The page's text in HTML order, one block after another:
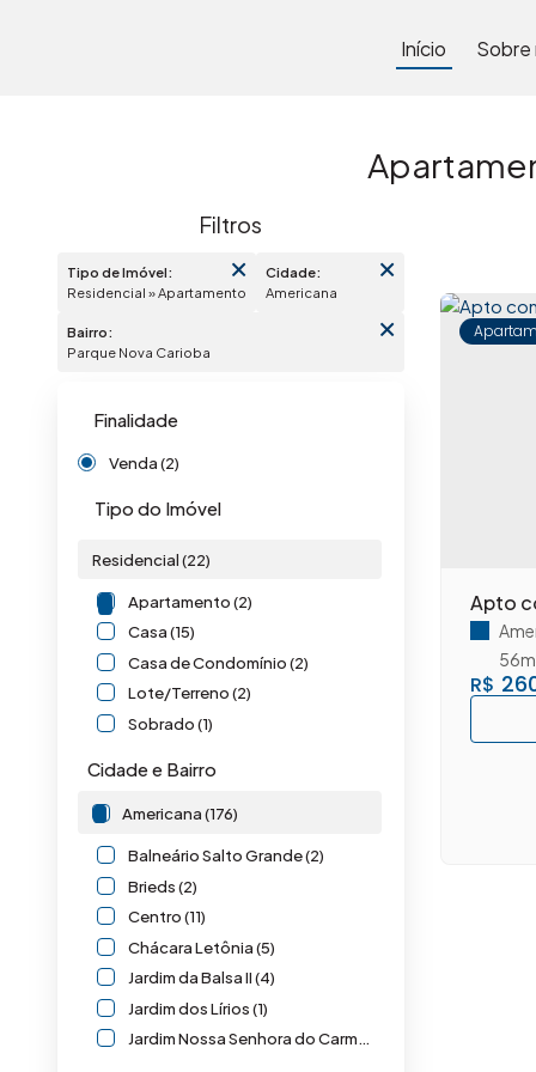
Sobre
Início
Tipo de Imóvel:
Residencial » Apartamento
Cidade:
Americana
Bairro:
Parque Nova Carioba
Finalidade
Venda (2)
Tipo do Imóvel
Residencial (22)
Apartamento (2)
Casa (15)
Casa de Condomínio (2)
Lote/Terreno (2)
Sobrado (1)
Cidade e Bairro
Americana (176)
Balneário Salto Grande (2)
Brieds (2)
Centro (11)
Chácara Letônia (5)
Jardim da Balsa II (4)
Jardim dos Lírios (1)
Jardim Nossa Senhora do Carmo (1)
Apto
R$